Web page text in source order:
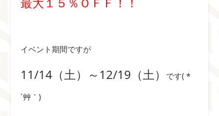
イベント期間ですが
11/14（土）～12/19（土）
です( *
´艸｀)